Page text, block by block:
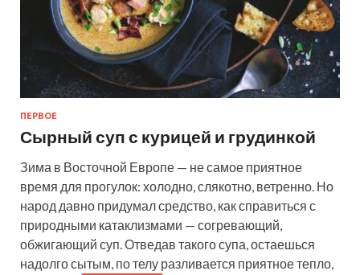
ПЕРВОЕ
Сырный суп с курицей и грудинкой
Зима в Восточной Европе — не самое приятное
время для прогулок: холодно, слякотно, ветренно. Но
народ давно придумал средство, как справиться с
природными катаклизмами — согревающий,
обжигающий суп. Отведав такого супа, остаешься
надолго сытым, по телу разливается приятное тепло,